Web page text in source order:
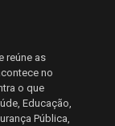
reúne as
no
o que
Educação,
Pública,